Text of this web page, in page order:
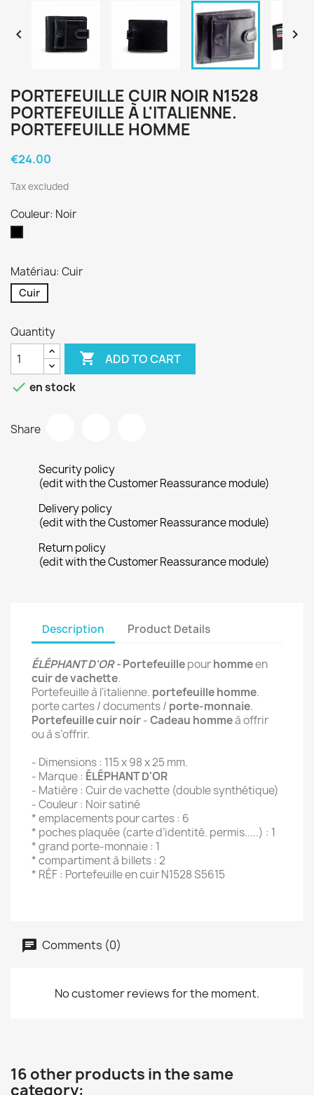
 
PORTEFEUILLE CUIR NOIR N1528
PORTEFEUILLE À L'ITALIENNE.
PORTEFEUILLE HOMME
€24.00
Tax excluded
Couleur: Noir
Matériau: Cuir
Cuir
Quantity
 ADD TO CART
 en stock
Share
Security policy
(edit with the Customer Reassurance module)
Delivery policy
(edit with the Customer Reassurance module)
Return policy
(edit with the Customer Reassurance module)
Description Product Details
ÉLÉPHANT D'OR -Portefeuillepourhommeen
cuir de vachette.
Portefeuille à l'italienne. portefeuille homme.
porte cartes / documents / porte-monnaie.
Portefeuille cuirnoir-Cadeau hommeà offrir
ou à s’offrir.
- Dimensions : 115 x 98 x 25 mm.
- Marque : ÉLÉPHANT D'OR
- Matière : Cuir de vachette (double synthétique)
- Couleur : Noir satiné
* emplacements pour cartes : 6
* poches plaquée (carte d’identité. permis.....) : 1
* grand porte-monnaie : 1
* compartiment à billets : 2
* RÉF : Portefeuille en cuir N1528 S5615
Comments (0)
No customer reviews for the moment.
16 other products in the same
category: